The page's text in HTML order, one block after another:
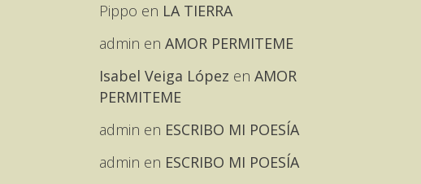
Pippo en LA TIERRA
admin en AMOR PERMITEME
Isabel Veiga López en AMOR
PERMITEME
admin en ESCRIBO MI POESÍA
admin en ESCRIBO MI POESÍA